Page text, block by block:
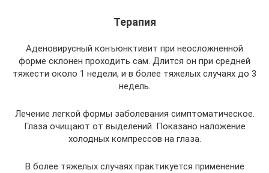
Терапия
Аденовирусный конъюнктивит при неосложненной
форме склонен проходить сам. Длится он при средней
тяжести около 1 недели, и в более тяжелых случаях до 3
недель.
Лечение легкой формы заболевания симптоматическое.
Глаза очищают от выделений. Показано наложение
холодных компрессов на глаза.
В более тяжелых случаях практикуется применение